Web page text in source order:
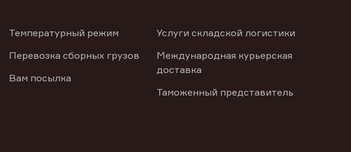
Температурный режим
Перевозка сборных грузов
Вам посылка
Услуги складской логистики
Международная курьерская
доставка
Таможенный представитель